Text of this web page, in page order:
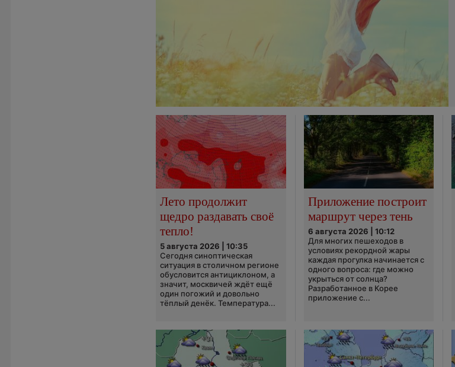
Лето продолжит
щедро раздавать своё
тепло!
5 августа 2026 | 10:35
Сегодня синоптическая
ситуация в столичном регионе
обусловится антициклоном, а
значит, москвичей ждёт ещё
один погожий и довольно
тёплый денёк. Температура...
Приложение построит
маршрут через тень
6 августа 2026 | 10:12
Для многих пешеходов в
условиях рекордной жары
каждая прогулка начинается с
одного вопроса: где можно
укрыться от солнца?
Разработанное в Корее
приложение с...